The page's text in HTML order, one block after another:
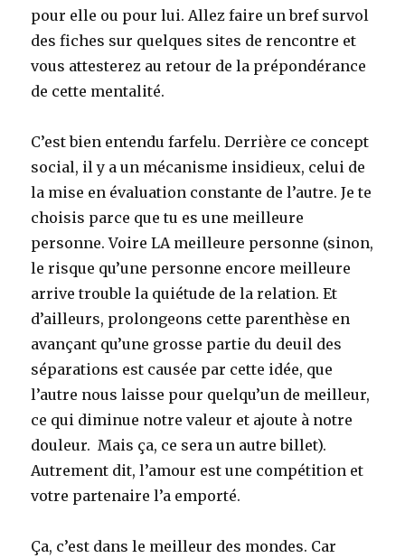
pour elle ou pour lui. Allez faire un bref survol
des fiches sur quelques sites de rencontre et
vous attesterez au retour de la prépondérance
de cette mentalité.
C’est bien entendu farfelu. Derrière ce concept
social, il y a un mécanisme insidieux, celui de
la mise en évaluation constante de l’autre. Je te
choisis parce que tu es une meilleure
personne. Voire LA meilleure personne (sinon,
le risque qu’une personne encore meilleure
arrive trouble la quiétude de la relation. Et
d’ailleurs, prolongeons cette parenthèse en
avançant qu’une grosse partie du deuil des
séparations est causée par cette idée, que
l’autre nous laisse pour quelqu’un de meilleur,
ce qui diminue notre valeur et ajoute à notre
douleur. Mais ça, ce sera un autre billet).
Autrement dit, l’amour est une compétition et
votre partenaire l’a emporté.
Ça, c’est dans le meilleur des mondes. Car